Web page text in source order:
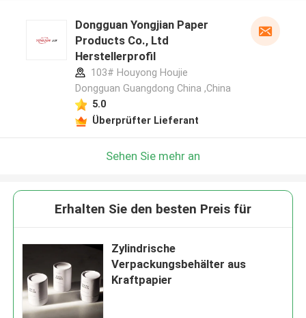
Dongguan Yongjian Paper
Products Co., Ltd
Herstellerprofil
103# Houyong Houjie
Dongguan Guangdong China ,China
5.0
Überprüfter Lieferant
Sehen Sie mehr an
Erhalten Sie den besten Preis für
Zylindrische
Verpackungsbehälter aus
Kraftpapier